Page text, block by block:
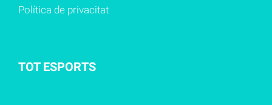
Política de privacitat
TOT ESPORTS